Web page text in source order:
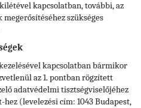
kapcsolatban, további, az
szükséges
kapcsolatban bármikor
az 1. pontban rögzített
adatvédelmi tisztségviselőjéhez
(levelezési cím: 1043 Budapest,